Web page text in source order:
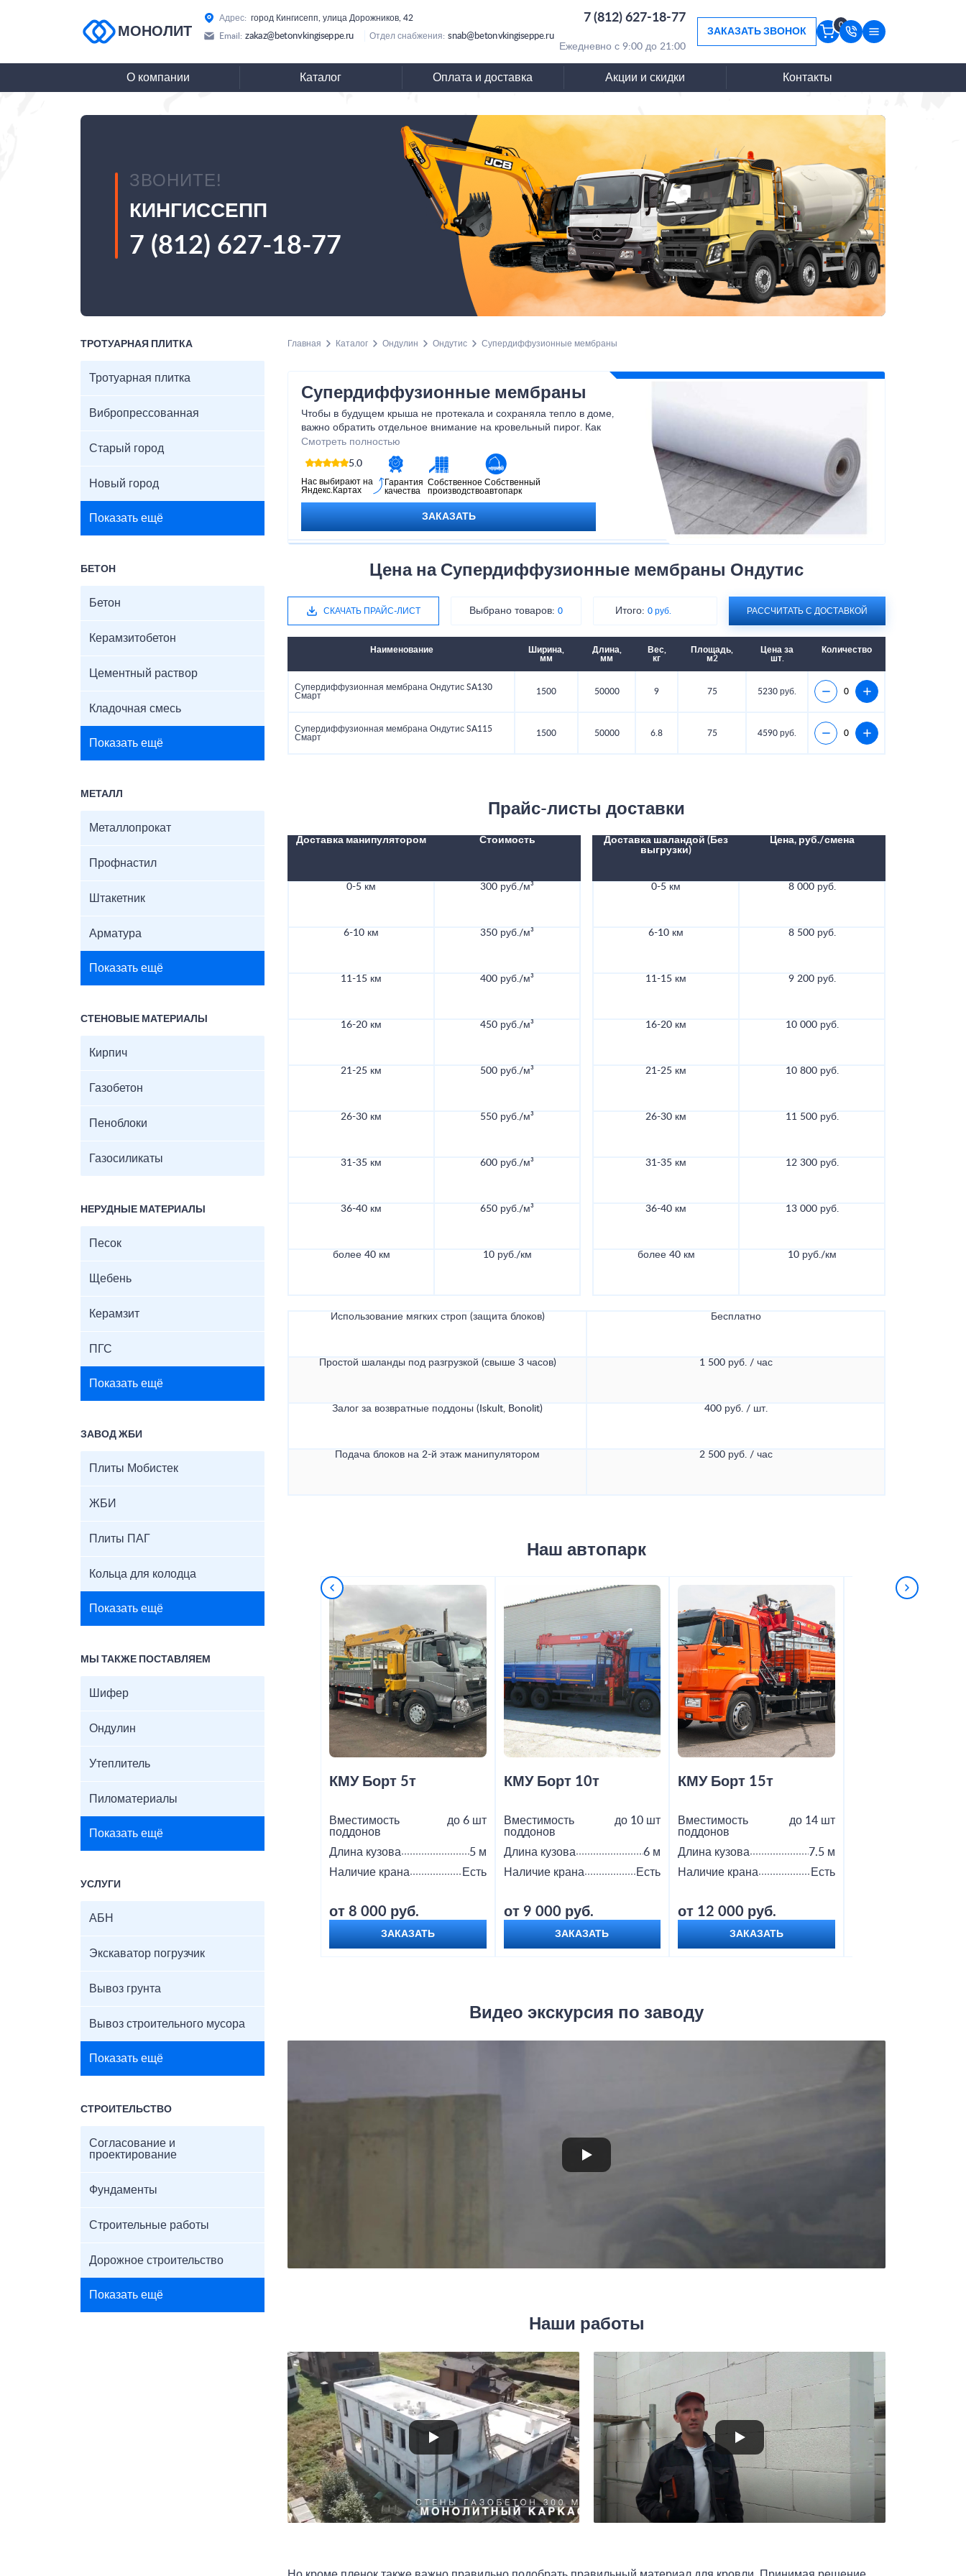
МОНОЛИТ
Адрес: город Кингисепп, улица Дорожников, 42 7 (812) 627-18-77
Email: zakaz@betonvkingiseppe.ru Отдел снабжения: snab@betonvkingiseppe.ru
Ежедневно с 9:00 до 21:00
ЗАКАЗАТЬ ЗВОНОК
0
О компании Каталог Оплата и доставка Акции и скидки Контакты
ЗВОНИТЕ!
КИНГИССЕПП
7 (812) 627-18-77
ТРОТУАРНАЯ ПЛИТКА
Тротуарная плитка
Вибропрессованная
Старый город
Новый город
Показать ещё
БЕТОН
Бетон
Керамзитобетон
Цементный раствор
Кладочная смесь
Показать ещё
МЕТАЛЛ
Металлопрокат
Профнастил
Штакетник
Арматура
Показать ещё
СТЕНОВЫЕ МАТЕРИАЛЫ
Кирпич
Газобетон
Пеноблоки
Газосиликаты
НЕРУДНЫЕ МАТЕРИАЛЫ
Песок
Щебень
Керамзит
ПГС
Показать ещё
ЗАВОД ЖБИ
Плиты Мобистек
ЖБИ
Плиты ПАГ
Кольца для колодца
Показать ещё
МЫ ТАКЖЕ ПОСТАВЛЯЕМ
Шифер
Ондулин
Утеплитель
Пиломатериалы
Показать ещё
УСЛУГИ
АБН
Экскаватор погрузчик
Вывоз грунта
Вывоз строительного мусора
Показать ещё
СТРОИТЕЛЬСТВО
Согласование и
проектирование
Фундаменты
Строительные работы
Дорожное строительство
Показать ещё
Главная Каталог Ондулин Ондутис Супердиффузионные мембраны
Супердиффузионные мембраны
Чтобы в будущем крыша не протекала и сохраняла тепло в доме,
важно обратить отдельное внимание на кровельный пирог. Как
правило, в тем присутствует несколько разновидностей мембран,
предназначенные обеспечить гидрозащиту, достаточную шумо и
звукоизоляцию. В процессе монтажа нужно обязательно следить,
чтобы укладка происходила правильной стороной без нарушения
паробарьера.
Смотреть полностью
5.0
Нас выбирают на
Яндекс.Картах
Гарантия
качества
Собственное
производство
Собственный
автопарк
ЗАКАЗАТЬ
Цена на Супердиффузионные мембраны Ондутис
СКАЧАТЬ ПРАЙС-ЛИСТ Выбрано товаров: 0 Итого:0 руб. РАССЧИТАТЬ С ДОСТАВКОЙ
Наименование
Ширина,
мм
Длина,
мм
Вес,
кг
Площадь,
м2
Цена за
шт.
Количество
Супердиффузионная мембрана Ондутис SA130
Смарт
1500 50000 9 75 5230 руб.
Супердиффузионная мембрана Ондутис SA115
Смарт
1500 50000 6.8 75 4590 руб.
Прайс-листы доставки
Доставка манипулятором Стоимость
0-5 км 300 руб./м³
6-10 км 350 руб./м³
11-15 км 400 руб./м³
16-20 км 450 руб./м³
21-25 км 500 руб./м³
26-30 км 550 руб./м³
31-35 км 600 руб./м³
36-40 км 650 руб./м³
более 40 км 10 руб./км
Доставка шаландой (Без
выгрузки)
Цена, руб./смена
0-5 км 8 000 руб.
6-10 км 8 500 руб.
11-15 км 9 200 руб.
16-20 км 10 000 руб.
21-25 км 10 800 руб.
26-30 км 11 500 руб.
31-35 км 12 300 руб.
36-40 км 13 000 руб.
более 40 км 10 руб./км
Использование мягких строп (защита блоков) Бесплатно
Простой шаланды под разгрузкой (свыше 3 часов) 1 500 руб. / час
Залог за возвратные поддоны (Iskult, Bonolit) 400 руб. / шт.
Подача блоков на 2-й этаж манипулятором 2 500 руб. / час
Наш автопарк
КМУ Борт 5т
Вместимость
поддонов
до 6 шт
Длина кузова
5 м
Наличие крана
Есть
от 8 000 руб.
ЗАКАЗАТЬ
КМУ Борт 10т
Вместимость
поддонов
до 10 шт
Длина кузова
6 м
Наличие крана
Есть
от 9 000 руб.
ЗАКАЗАТЬ
КМУ Борт 15т
Вместимость
поддонов
до 14 шт
Длина кузова
7.5 м
Наличие крана
Есть
от 12 000 руб.
ЗАКАЗАТЬ
Видео экскурсия по заводу
Наши работы